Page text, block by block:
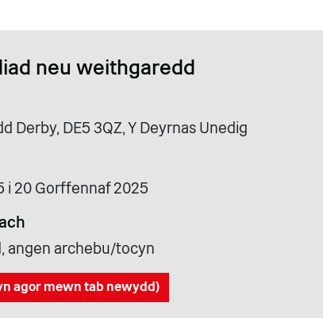
neu weithgaredd
Derby, DE5 3QZ, Y Deyrnas Unedig
i 20 Gorffennaf 2025
angen archebu/tocyn
agor mewn tab newydd)